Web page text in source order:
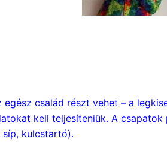
család részt vehet – a
kell teljesíteniük. A
kulcstartó).